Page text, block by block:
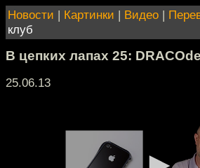
Новости | Картинки | Видео |
клуб
В цепких лапах 25:
25.06.13